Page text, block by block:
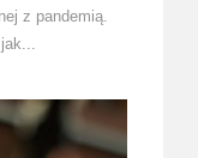
z pandemią.